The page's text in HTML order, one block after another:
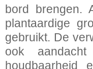
bord brengen.
plantaardige
gebruikt. De
ook
houdbaarheid